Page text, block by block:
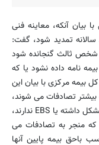
بیان آنکه، معاینه فنی
تمدید شود، گفت:
شخص ثالث گنجانده شود
نامه داده نشود یا که
بیمه مرکزی با بیان این
بیشتر تصادفات می شوند،
اظهار کرد: خودروهایی که از نظر سیستم ترمز مشکل داشته یا EBS ندارند،
که منجر به تصادفات می
باحق بیمه پایین آنها